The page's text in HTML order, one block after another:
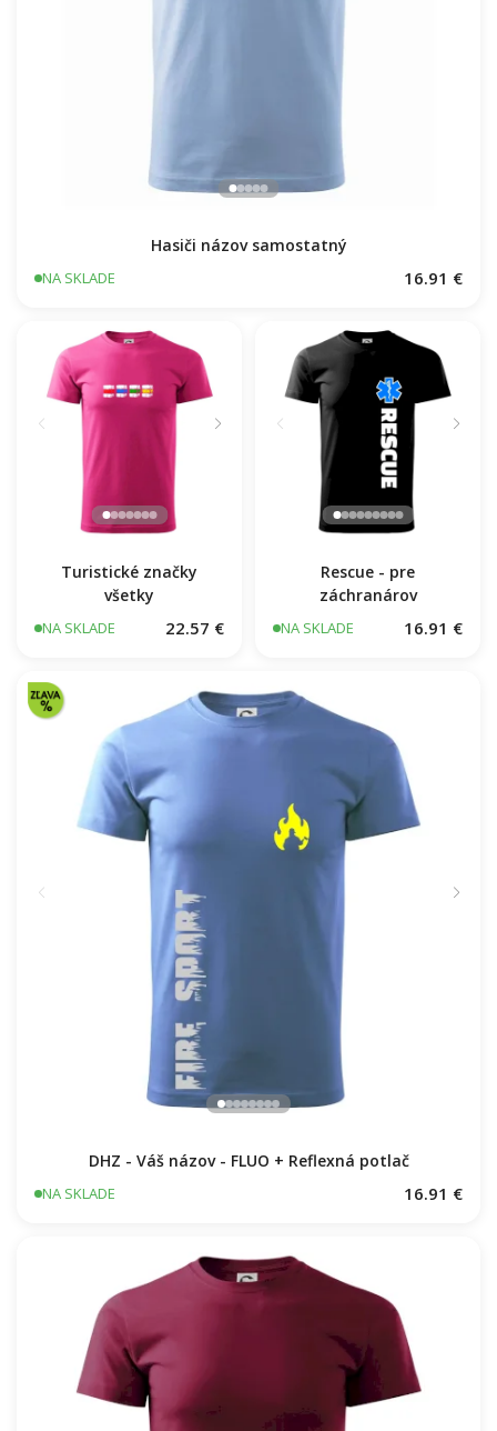
Hasiči názov samostatný
NA SKLADE 16.91 €
Turistické značky
všetky
NA SKLADE 22.57 €
Rescue - pre
záchranárov
NA SKLADE 16.91 €
DHZ - Váš názov - FLUO + Reflexná potlač
NA SKLADE 16.91 €